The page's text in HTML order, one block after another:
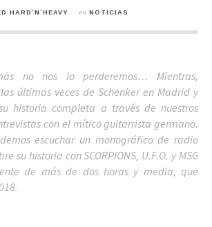
HARD´N´HEAVY en NOTICIAS
no nos lo perderemos… Mientras,
últimas veces de Schenker en Madrid y
historia completa a través de nuestros
con el mítico guitarrista germano.
escuchar un monográfico de radio
su historia con SCORPIONS, U.F.O. y MSG
de más de dos horas y media, que